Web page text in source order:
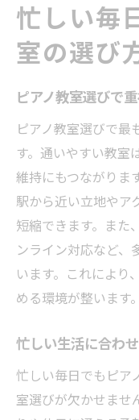
スケジュ
特徴を解説
無理なく
考える
ポイント
JR中央線沿線
ピアノ教
徴
アクセス
点
駅近のピ
生活圏内
通学しや
方
忙しい毎
室の選び
ピアノ教室選びで
ピアノ教室選びで最
す。通いやすい教室
維持にもつながりま
駅から近い立地やア
短縮できます。また
ンライン対応など、
います。これにより
める環境が整います。
忙しい生活に合わ
忙しい毎日でもピア
室選びが欠かせませ